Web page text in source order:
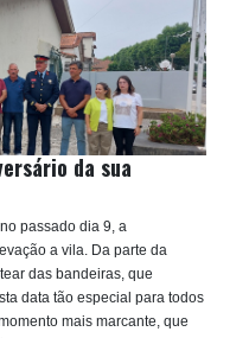
da sua
passado dia 9, a
a vila. Da parte da
das bandeiras, que
data tão especial para todos
mais marcante, que